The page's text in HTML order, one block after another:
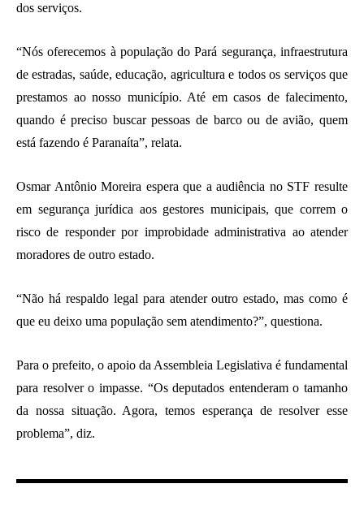
dos serviços.
“Nós oferecemos à população do Pará segurança, infraestrutura
de estradas, saúde, educação, agricultura e todos os serviços que
prestamos ao nosso município. Até em casos de falecimento,
quando é preciso buscar pessoas de barco ou de avião, quem
está fazendo é Paranaíta”, relata.
Osmar Antônio Moreira espera que a audiência no STF resulte
em segurança jurídica aos gestores municipais, que correm o
risco de responder por improbidade administrativa ao atender
moradores de outro estado.
“Não há respaldo legal para atender outro estado, mas como é
que eu deixo uma população sem atendimento?”, questiona.
Para o prefeito, o apoio da Assembleia Legislativa é fundamental
para resolver o impasse. “Os deputados entenderam o tamanho
da nossa situação. Agora, temos esperança de resolver esse
problema”, diz.